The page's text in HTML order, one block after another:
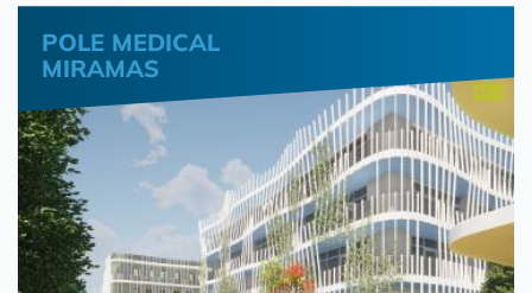
POLE MEDICAL
MIRAMAS